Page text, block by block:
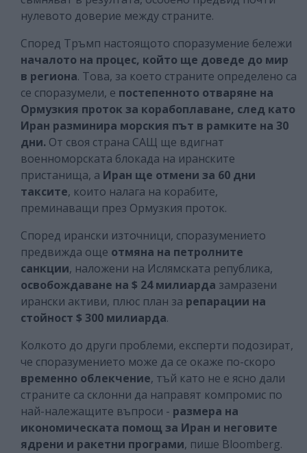
нулевото доверие между страните.
Според Тръмп настоящото споразумение бележи
началото на процес, който ще доведе до мир
в региона. Това, за което страните определено са
се споразумели, е постепенното отваряне на
Ормузкия проток за корабоплаване, след като
Иран разминира морския път в рамките на 30
дни. От своя страна САЩ ще вдигнат
военноморската блокада на иранските
пристанища, а Иран ще отмени за 60 дни
таксите, които налага на корабите,
преминаващи през Ормузкия проток.
Според ирански източници, споразумението
предвижда още отмяна на петролните
санкции, наложени на Ислямската република,
освобождаване на $ 24 милиарда замразени
ирански активи, плюс план за репарации на
стойност $ 300 милиарда.
Колкото до други проблеми, експерти подозират,
че споразумението може да се окаже по-скоро
временно облекчение, тъй като не е ясно дали
страните са склонни да направят компромис по
най-належащите въпроси - размера на
икономическата помощ за Иран и неговите
ядрени и ракетни програми, пише Bloomberg.